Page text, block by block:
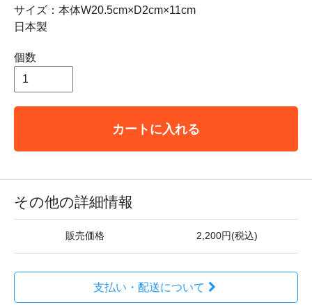
サイズ：本体W20.5cm×D2cm×11cm
日本製
個数
カートに入れる
その他の詳細情報
販売価格 2,200円(税込)
支払い・配送について